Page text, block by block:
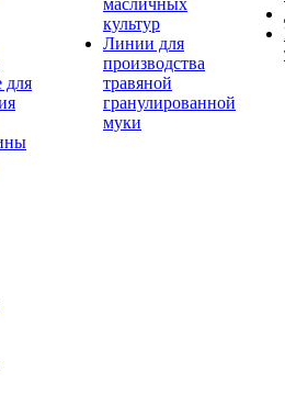
для
масличных
культур
Линии для
производства
травяной
гранулированной
муки